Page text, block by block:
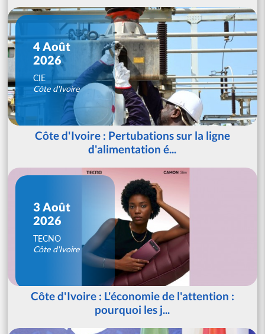
4 Août
2026
CIE
Côte d'Ivoire
Côte d'Ivoire : Pertubations sur la ligne
d'alimentation é...
3 Août
2026
TECNO
Côte d'Ivoire
Côte d'Ivoire : L'économie de l'attention :
pourquoi les j...